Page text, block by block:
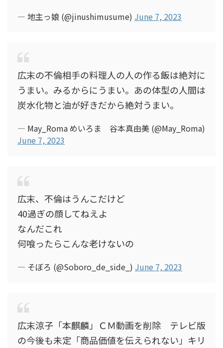
— 地主っ娘 (@jinushimusume) June 7, 2023
広末の不倫相手の料理人の人の作る飯は絶対に
うまい。みるからにうまい。あの体型の人間は
炭水化物と油が好きだから絶対うまい。
— May_Roma めいろま 谷本真由美 (@May_Roma)
June 7, 2023
広末、不倫はうんこだけど
40過ぎの顔してねえよ
なんだこれ
何喰ったらこんな老けないの
— そぼろ (@Soboro_de_side_) June 7, 2023
広末涼子「本麒麟」ＣＭ動画を削除 テレビ版
の今後も未定「商品価値を伝えられない」キリ